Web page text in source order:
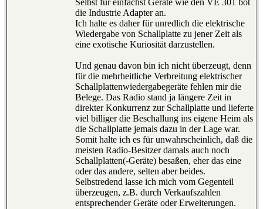
Selbst für einfachst Geräte wie den VE 301 bot
die Industrie Adapter an.
Ich halte es daher für unredlich die elektrische
Wiedergabe von Schallplatte zu jener Zeit als
eine exotische Kuriosität darzustellen.
Und genau davon bin ich nicht überzeugt, denn
für die mehrheitliche Verbreitung elektrischer
Schallplattenwiedergabegeräte fehlen mir die
Belege. Das Radio stand ja längere Zeit in
direkter Konkurrenz zur Schallplatte und lieferte
viel billiger die Beschallung ins eigene Heim als
die Schallplatte jemals dazu in der Lage war.
Somit halte ich es für unwahrscheinlich, daß die
meisten Radio-Besitzer damals auch noch
Schallplatten(-Geräte) besaßen, eher das eine
oder das andere, selten aber beides.
Selbstredend lasse ich mich vom Gegenteil
überzeugen, z.B. durch Verkaufszahlen
entsprechender Geräte oder Erweiterungen.